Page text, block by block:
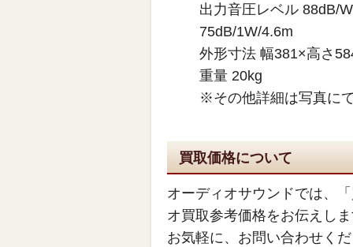
出力音圧レベル 88dB/
75dB/1W/4.6m
外形寸法 幅381×高さ
重量 20kg
※その他詳細は写真に
買取価格について
オーディオサウンドでは、
オ買取参考価格をお伝えし
お気軽に、お問い合わせく